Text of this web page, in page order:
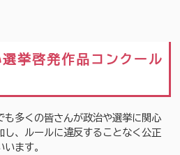
挙啓発作品コンクール
多くの皆さんが政治や選挙に関心
し、ルールに違反することなく公正
ます。